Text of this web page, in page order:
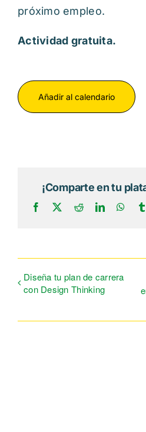
próximo empleo.
Actividad gratuita.
Añadir al calendario
¡Comparte en tu
Facebook RedditLinkedIn
Diseña tu plan de carrera
con Design Thinking